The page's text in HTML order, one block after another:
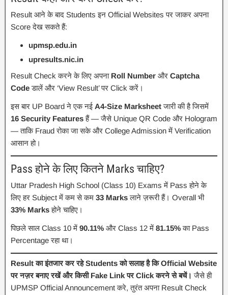
Result आने के बाद Students इन Official Websites पर जाकर अपना
Score देख सकते हैं:
upmsp.edu.in
upresults.nic.in
Result Check करने के लिए अपना Roll Number और Captcha
Codeडालें और ‘View Result’ पर Click करें।
इस बार UP Board ने एक नई A4-Size Marksheetजारी की है जिसमें
16 Security Featuresहैं — जैसे Unique QR Code और Hologram
— ताकि Fraud रोका जा सके और College Admission में Verification
आसान हो।
Pass होने के लिए कितने Marks चाहिए?
Uttar Pradesh High School (Class 10) Exams में Pass होने के
लिए हर Subject में कम से कम 33 Marksलाने ज़रूरी हैं। Overall भी
33% Marksहोने चाहिए।
पिछले साल Class 10 में 90.11% और Class 12 में 81.15%का Pass
Percentage रहा था।
Result का इंतजार कर रहे Students को सलाह है कि Official Website
पर नज़र बनाए रखें और किसी Fake Link पर Click करने से बचें। जैसे ही
UPMSP Official Announcement करे, तुरंत अपना Result Check